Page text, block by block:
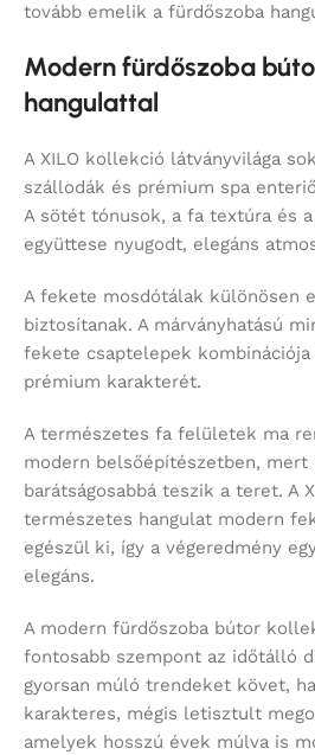
tovább emelik a fürdőszoba
Modern fürdőszoba
hangulattal
A XILO kollekció látványvilága
szállodák és prémium spa
A sötét tónusok, a fa textúra és
együttese nyugodt, elegáns
A fekete mosdótálak különösen
biztosítanak. A márványhatású
fekete csaptelepek
prémium karakterét.
A természetes fa felületek ma
modern belsőépítészetben, mert
barátságosabbá teszik a teret. A
természetes hangulat modern
egészül ki, így a végeredmény
elegáns.
A modern fürdőszoba bútor
fontosabb szempont az időtálló
gyorsan múló trendeket követ,
karakteres, mégis letisztult
amelyek hosszú évek múlva is